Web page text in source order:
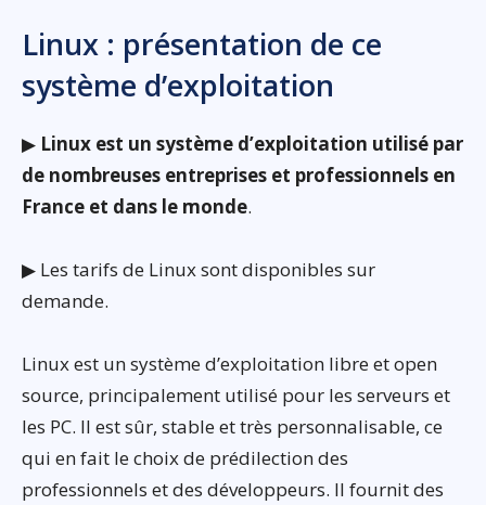
Linux : présentation de ce
système d’exploitation
▶ Linux est un système d’exploitation utilisé par
de nombreuses entreprises et professionnels en
France et dans le monde.
▶ Les tarifs de Linux sont disponibles sur
demande.
Linux est un système d’exploitation libre et open
source, principalement utilisé pour les serveurs et
les PC. Il est sûr, stable et très personnalisable, ce
qui en fait le choix de prédilection des
professionnels et des développeurs. Il fournit des